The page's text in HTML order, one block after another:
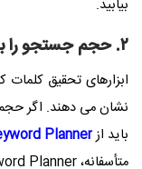
بیابید.
۲. حجم جستجو را بررسی کنید
ابزارهای تحقیق
نشان می دهند. اگر
باید ازPlanner
متأسفانه، Keyword Planner مشکلات خود را دارد: